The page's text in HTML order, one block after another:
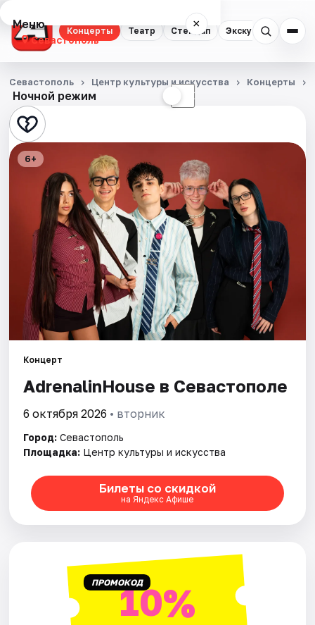
Концерты Театр Стендап Экскурсии
Меню ×
Севастополь
Концерты
Театр
Стендап
Экскурсии
События
Города
Площадки
Артисты
Ночной режим ☾
Севастополь Центр культуры и искусства Концерты
6+
Концерт
AdrenalinHouse в Севастополе
6 октября 2026 • вторник
Город: Севастополь
Площадка: Центр культуры и искусства
Билеты со скидкой
на Яндекс Афише
ПРОМОКОД10%